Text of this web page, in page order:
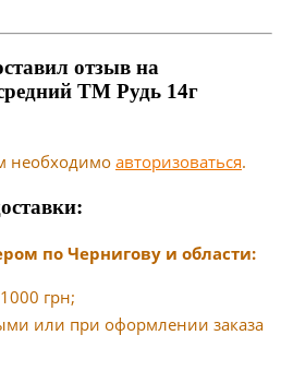
отзыв на
ТМ Рудь 14г
необходимо авторизоваться.
по Чернигову и области:
грн;
или при оформлении заказа